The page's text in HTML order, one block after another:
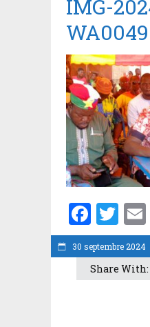
30 septembre 2024
IMG-
WA0049
Share With: